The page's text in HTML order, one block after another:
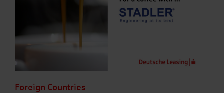
Foreign Countries